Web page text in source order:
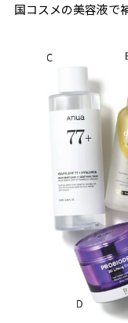
国コスメの美容液で